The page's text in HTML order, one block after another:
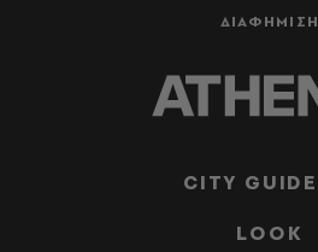
ΔΙΑΦΗΜΙΣΗ
CITY GUIDE
LOOK